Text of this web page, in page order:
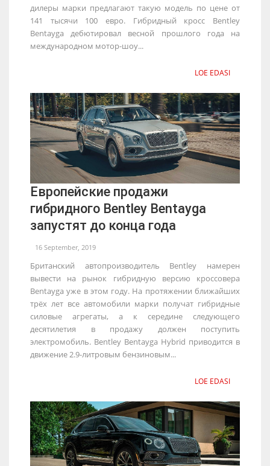
дилеры марки предлагают такую модель по цене от
141 тысячи 100 евро. Гибридный кросс Bentley
Bentayga дебютировал весной прошлого года на
международном мотор-шоу...
LOE EDASI
Европейские продажи
гибридного Bentley Bentayga
запустят до конца года
16 September, 2019
Британский автопроизводитель Bentley намерен
вывести на рынок гибридную версию кроссовера
Bentayga уже в этом году. На протяжении ближайших
трёх лет все автомобили марки получат гибридные
силовые агрегаты, а к середине следующего
десятилетия в продажу должен поступить
электромобиль. Bentley Bentayga Hybrid приводится в
движение 2.9-литровым бензиновым...
LOE EDASI